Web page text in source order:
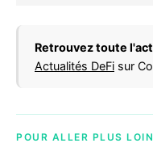
Retrouvez toute
Actualités DeFi sur
POUR ALLER PLUS LOIN